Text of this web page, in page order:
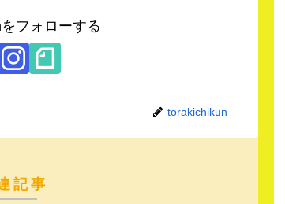
フォローする
torakichikun
記事